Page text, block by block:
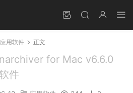
应用软件 正文
for Mac v6.6.0
件